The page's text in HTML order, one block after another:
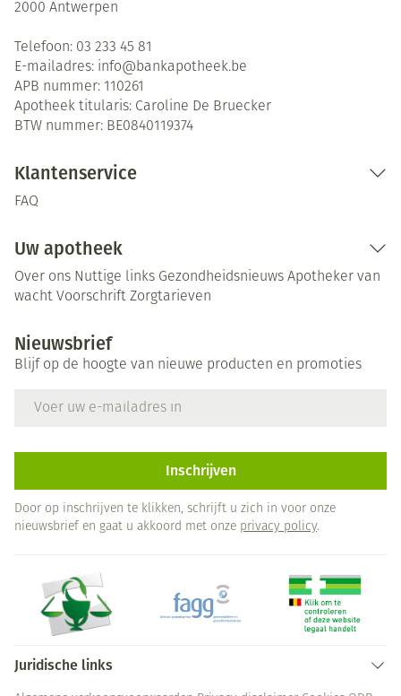
2000 Antwerpen
Telefoon: 03 233 45 81
E-mailadres: info@bankapotheek.be
APB nummer: 110261
Apotheek titularis: Caroline De Bruecker
BTW nummer: BE0840119374
Klantenservice
FAQ
Uw apotheek
Over ons Nuttige links Gezondheidsnieuws Apotheker van
wacht Voorschrift Zorgtarieven
Nieuwsbrief
Blijf op de hoogte van nieuwe producten en promoties
Inschrijven
Door op inschrijven te klikken, schrijft u zich in voor onze
nieuwsbrief en gaat u akkoord met onze privacy policy.
Juridische links